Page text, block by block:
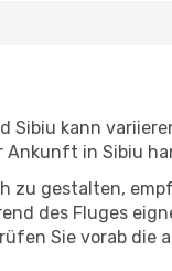
Sibiu kann
Ankunft in Sibiu
zu gestalten,
des Fluges
Sie vorab die